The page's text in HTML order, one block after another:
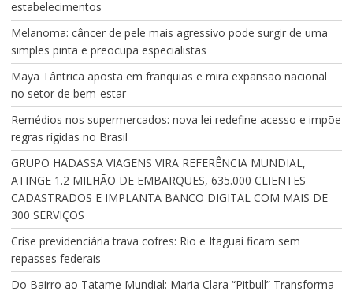
estabelecimentos
Melanoma: câncer de pele mais agressivo pode surgir de uma
simples pinta e preocupa especialistas
Maya Tântrica aposta em franquias e mira expansão nacional
no setor de bem-estar
Remédios nos supermercados: nova lei redefine acesso e impõe
regras rígidas no Brasil
GRUPO HADASSA VIAGENS VIRA REFERÊNCIA MUNDIAL,
ATINGE 1.2 MILHÃO DE EMBARQUES, 635.000 CLIENTES
CADASTRADOS E IMPLANTA BANCO DIGITAL COM MAIS DE
300 SERVIÇOS
Crise previdenciária trava cofres: Rio e Itaguaí ficam sem
repasses federais
Do Bairro ao Tatame Mundial: Maria Clara “Pitbull” Transforma